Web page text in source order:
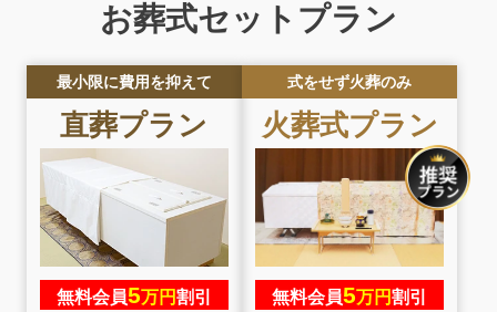
お葬式セットプラン
最小限に費用を抑えて
直葬プラン
無料会員5万円割引
式をせず火葬のみ
火葬式プラン
無料会員5万円割引